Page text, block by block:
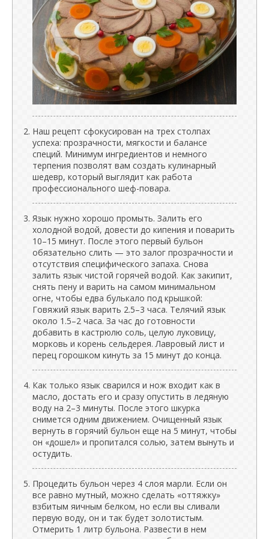
Наш рецепт сфокусирован на трех столпах
успеха: прозрачности, мягкости и балансе
специй. Минимум ингредиентов и немного
терпения позволят вам создать кулинарный
шедевр, который выглядит как работа
профессионального шеф-повара.
Язык нужно хорошо промыть. Залить его
холодной водой, довести до кипения и поварить
10–15 минут. После этого первый бульон
обязательно слить — это залог прозрачности и
отсутствия специфического запаха. Снова
залить язык чистой горячей водой. Как закипит,
снять пену и варить на самом минимальном
огне, чтобы едва булькало под крышкой:
Говяжий язык варить 2.5–3 часа. Телячий язык
около 1.5–2 часа. За час до готовности
добавить в кастрюлю соль, целую луковицу,
морковь и корень сельдерея. Лавровый лист и
перец горошком кинуть за 15 минут до конца.
Как только язык сварился и нож входит как в
масло, достать его и сразу опустить в ледяную
воду на 2–3 минуты. После этого шкурка
снимется одним движением. Очищенный язык
вернуть в горячий бульон еще на 5 минут, чтобы
он «дошел» и пропитался солью, затем вынуть и
остудить.
Процедить бульон через 4 слоя марли. Если он
все равно мутный, можно сделать «оттяжку»
взбитым яичным белком, но если вы сливали
первую воду, он и так будет золотистым.
Отмерить 1 литр бульона. Развести в нем